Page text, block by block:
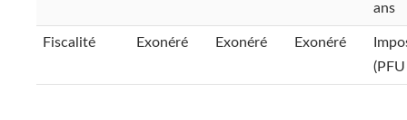
ans
Fiscalité Exonéré Exonéré Exonéré